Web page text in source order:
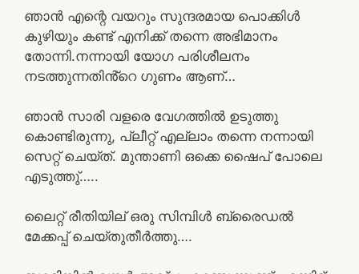
ഞാൻ എന്റെ വയറും സുന്ദരമായ പൊക്കിൾ
കുഴിയും കണ്ട് എനിക്ക് തന്നെ അഭിമാനം
തോന്നി.നന്നായി യോഗ പരിശീലനം
നടത്തുന്നതിൻ്റെ ഗുണം ആണ്…
ഞാൻ സാരി വളരെ വേഗത്തിൽ ഉടുത്തു
കൊണ്ടിരുന്നു, പ്ലീറ്റ് എല്ലാം തന്നെ നന്നായി
സെറ്റ് ചെയ്ത്. മുന്താണി ഒക്കെ ഷൈപ് പോലെ
എടുത്തു്…..
ലൈറ്റ് രീതിയില് ഒരു സിമ്പിൾ ബ്രൈഡൽ
മേക്കപ്പ് ചെയ്തുതീർത്തു….